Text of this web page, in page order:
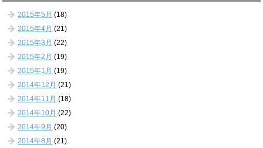
2015年5月 (18)
2015年4月 (21)
2015年3月 (22)
2015年2月 (19)
2015年1月 (19)
2014年12月 (21)
2014年11月 (18)
2014年10月 (22)
2014年9月 (20)
2014年8月 (21)